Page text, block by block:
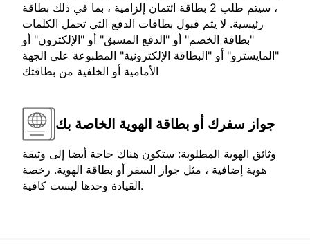
، سيتم طلب 2 بطاقة ائتمان إلزامية ، بما في ذلك بطاقة
رئيسية. لا يتم قبول بطاقات الدفع التي تحمل الكلمات
"بطاقة الخصم" أو "الدفع المسبق" أو "الإلكترون" أو
"المايسترو" أو "البطاقة الإلكترونية" المطبوعة على الجهة
الأمامية أو الخلفية من بطاقتك
جواز سفرك أو بطاقة الهوية الخاصة بك
وثائق الهوية المطلوبة: ستكون هناك حاجة أيضا إلى وثيقة
هوية إضافية ، مثل جواز السفر أو بطاقة الهوية. رخصة
القيادة وحدها ليست كافية.